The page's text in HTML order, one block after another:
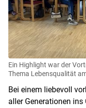
Ein Highlight war der
Thema Lebensqualität
Bei einem liebevoll
aller Generationen ins